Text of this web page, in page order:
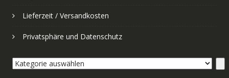
Lieferzeit / Versandkosten
Privatsphäre und Datenschutz
Kategorie